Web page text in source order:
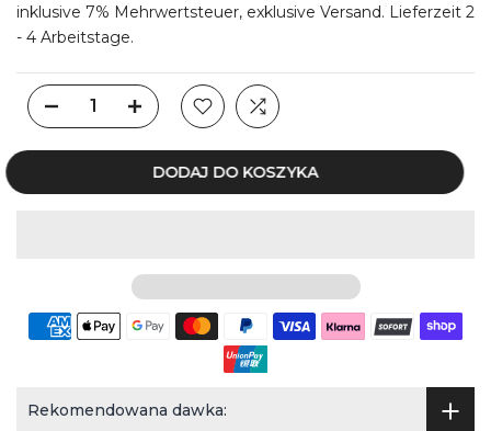
inklusive 7% Mehrwertsteuer, exklusive Versand. Lieferzeit 2
- 4 Arbeitstage.
DODAJ DO KOSZYKA
Rekomendowana dawka: